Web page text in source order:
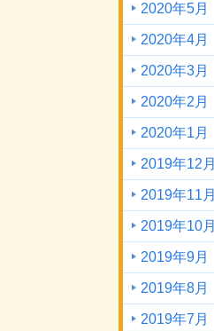
2020年5月
2020年4月
2020年3月
2020年2月
2020年1月
2019年12月
2019年11月
2019年10月
2019年9月
2019年8月
2019年7月